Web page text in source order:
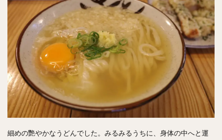
細めの艷やかなうどんでした。みるみるうちに、身体の中へと運